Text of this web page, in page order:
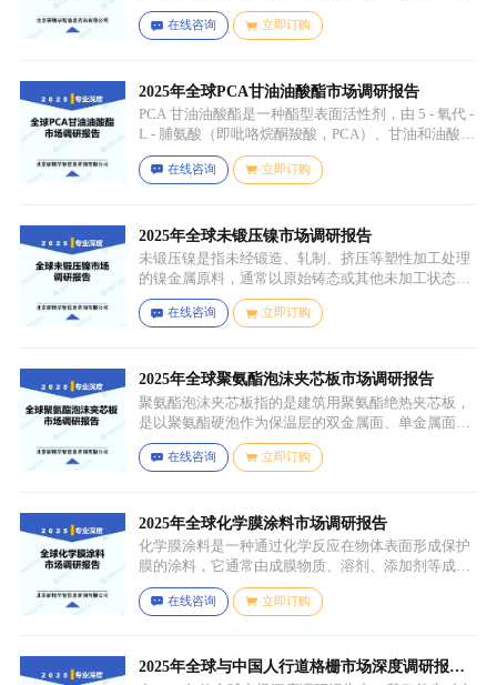
细分与应用场景。通过对细分产品的定义与特点进行
深入分析，我们揭示了关键应用场景及其客群洞察。
在线咨询 立即订购
2025年全球PCA甘油油酸酯市场调研报告
PCA 甘油油酸酯是一种酯型表面活性剂，由 5 - 氧代 -
L - 脯氨酸（即吡咯烷酮羧酸，PCA）、甘油和油酸通
过化学反应生成，化学名称为 5 - 氧代 - L - 脯氨酸 2 -
羟基 - 3-(油酰氧基) 丙酯，分子式为 C26H45NO6，分
先进行皂化反应得到脂肪酸盐，再经过酸化、酯化等
一系列反应，将甘油与油酸结合，并引入 PCA 基团，
从而得到 PCA 甘油油酸酯。
在线咨询 立即订购
2025年全球未锻压镍市场调研报告
未锻压镍是指未经锻造、轧制、挤压等塑性加工处理
的镍金属原料，通常以原始铸态或其他未加工状态存
在，一般为块状、锭状、粒状或其他铸造成型的原始
形态，表面可能保留铸造过程中形成的粗糙纹理或缺
力学性能，质地较脆且强度较低。
在线咨询 立即订购
2025年全球聚氨酯泡沫夹芯板市场调研报告
聚氨酯泡沫夹芯板指的是建筑用聚氨酯绝热夹芯板，
是以聚氨酯硬泡作为保温层的双金属面、单金属面或
非金属面复合板材。
在线咨询 立即订购
2025年全球化学膜涂料市场调研报告
化学膜涂料是一种通过化学反应在物体表面形成保护
膜的涂料，它通常由成膜物质、溶剂、添加剂等成分
组成。成膜物质是涂料的主要成分，它在施工后通过
化学反应（如聚合反应、交联反应等）形成连续的、
可改善涂料的性能，如提高附着力、耐候性、耐腐蚀
在线咨询 立即订购
2025年全球与中国人行道格栅市场深度调研报